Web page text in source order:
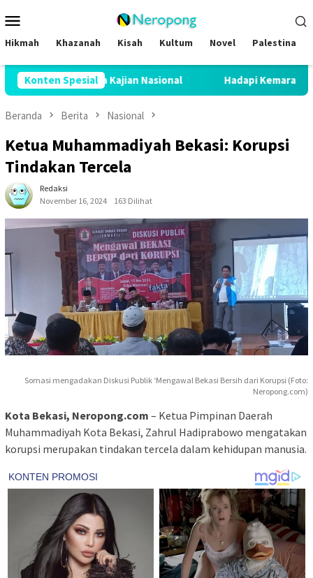
ke
kontenMobile
Hikmah Khazanah Kisah Kultum Novel Palestina
Konten Spesial
Kajian Nasional Hadapi Kemarau Panjang, UAR
Beranda Berita Nasional
Ketua Muhammadiyah Bekasi: Korupsi
Tindakan Tercela
Redaksi
November 16, 2024
163 Dilihat
Somasi mengadakan Diskusi Publik ‘Mengawal Bekasi Bersih dari Korupsi (Foto:
Neropong.com)
Kota Bekasi, Neropong.com – Ketua Pimpinan Daerah
Muhammadiyah Kota Bekasi, Zahrul Hadiprabowo mengatakan
korupsi merupakan tindakan tercela dalam kehidupan manusia.